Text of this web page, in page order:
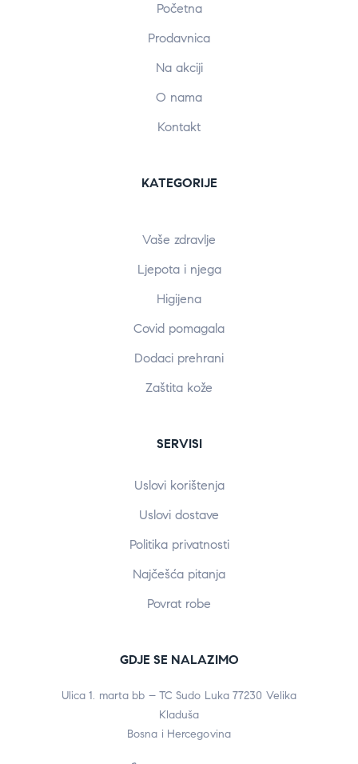
Početna
Prodavnica
Na akciji
O nama
Kontakt
KATEGORIJE
Vaše zdravlje
Ljepota i njega
Higijena
Covid pomagala
Dodaci prehrani
Zaštita kože
SERVISI
Uslovi korištenja
Uslovi dostave
Politika privatnosti
Najčešća pitanja
Povrat robe
GDJE SE NALAZIMO
Ulica 1. marta bb – TC Sudo Luka 77230 Velika
Kladuša
Bosna i Hercegovina